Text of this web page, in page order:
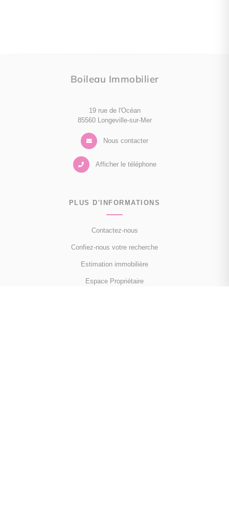
Boileau Immobilier
19 rue de l'Océan
85560 Longeville-sur-Mer
Nous contacter
Afficher le téléphone
PLUS D'INFORMATIONS
Contactez-nous
Confiez-nous votre recherche
Estimation immobilière
Espace Propriétaire